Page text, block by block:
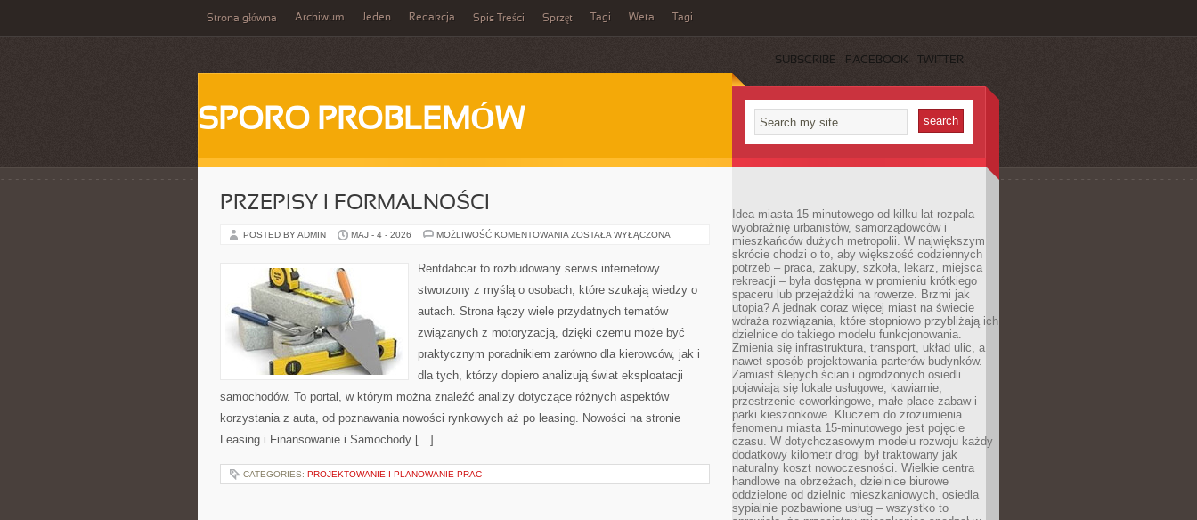
Strona główna Archiwum Jeden Redakcja Spis Treści Sprzęt Tagi Weta Tagi
SUBSCRIBE FACEBOOK TWITTER
SPORO PROBLEMÓW
PRZEPISY I FORMALNOŚCI
POSTED BY ADMIN MAJ - 4 - 2026 MOŻLIWOŚĆ KOMENTOWANIA PRZEPISY
ZOSTAŁA WYŁĄCZONA
Rentdabcar to rozbudowany serwis internetowy
stworzony z myślą o osobach, które szukają wiedzy o
autach. Strona łączy wiele przydatnych tematów
związanych z motoryzacją, dzięki czemu może być
praktycznym poradnikiem zarówno dla kierowców, jak i
dla tych, którzy dopiero analizują świat eksploatacji
samochodów. To portal, w którym można znaleźć analizy dotyczące różnych aspektów
korzystania z auta, od poznawania nowości rynkowych aż po leasing. Nowości na stronie
Leasing i Finansowanie i Samochody […]
CATEGORIES: PROJEKTOWANIE I PLANOWANIE PRAC
Idea miasta 15-minutowego od kilku lat rozpala
wyobraźnię urbanistów, samorządowców i
mieszkańców dużych metropolii. W największym
skrócie chodzi o to, aby większość codziennych
potrzeb – praca, zakupy, szkoła, lekarz, miejsca
rekreacji – była dostępna w promieniu krótkiego
spaceru lub przejażdżki na rowerze. Brzmi jak
utopia? A jednak coraz więcej miast na świecie
wdraża rozwiązania, które stopniowo przybliżają ich
dzielnice do takiego modelu funkcjonowania.
Zmienia się infrastruktura, transport, układ ulic, a
nawet sposób projektowania parterów budynków.
Zamiast ślepych ścian i ogrodzonych osiedli
pojawiają się lokale usługowe, kawiarnie,
przestrzenie coworkingowe, małe place zabaw i
parki kieszonkowe. Kluczem do zrozumienia
fenomenu miasta 15-minutowego jest pojęcie
czasu. W dotychczasowym modelu rozwoju każdy
dodatkowy kilometr drogi był traktowany jak
naturalny koszt nowoczesności. Wielkie centra
handlowe na obrzeżach, dzielnice biurowe
oddzielone od dzielnic mieszkaniowych, osiedla
sypialnie pozbawione usług – wszystko to